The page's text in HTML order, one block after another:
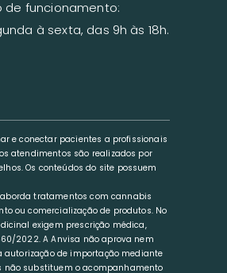
de funcionamento:
à sexta, das 9h às 18h.
e conectar pacientes a profissionais
atendimentos são realizados por
Os conteúdos do site possuem
aborda tratamentos com cannabis
ou comercialização de produtos. No
exigem prescrição médica,
2022. A Anvisa não aprova nem
de importação mediante
não substituem o acompanhamento